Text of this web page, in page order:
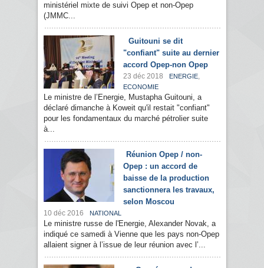
ministériel mixte de suivi Opep et non-Opep
(JMMC...
Guitouni se dit
"confiant" suite au dernier
accord Opep-non Opep
23 déc 2018 ENERGIE,
ECONOMIE
Le ministre de l’Energie, Mustapha Guitouni, a
déclaré dimanche à Koweit qu'il restait "confiant"
pour les fondamentaux du marché pétrolier suite
à...
Réunion Opep / non-
Opep : un accord de
baisse de la production
sanctionnera les travaux,
selon Moscou
10 déc 2016 NATIONAL
Le ministre russe de l'Energie, Alexander Novak, a
indiqué ce samedi à Vienne que les pays non-Opep
allaient signer à l’issue de leur réunion avec l’...